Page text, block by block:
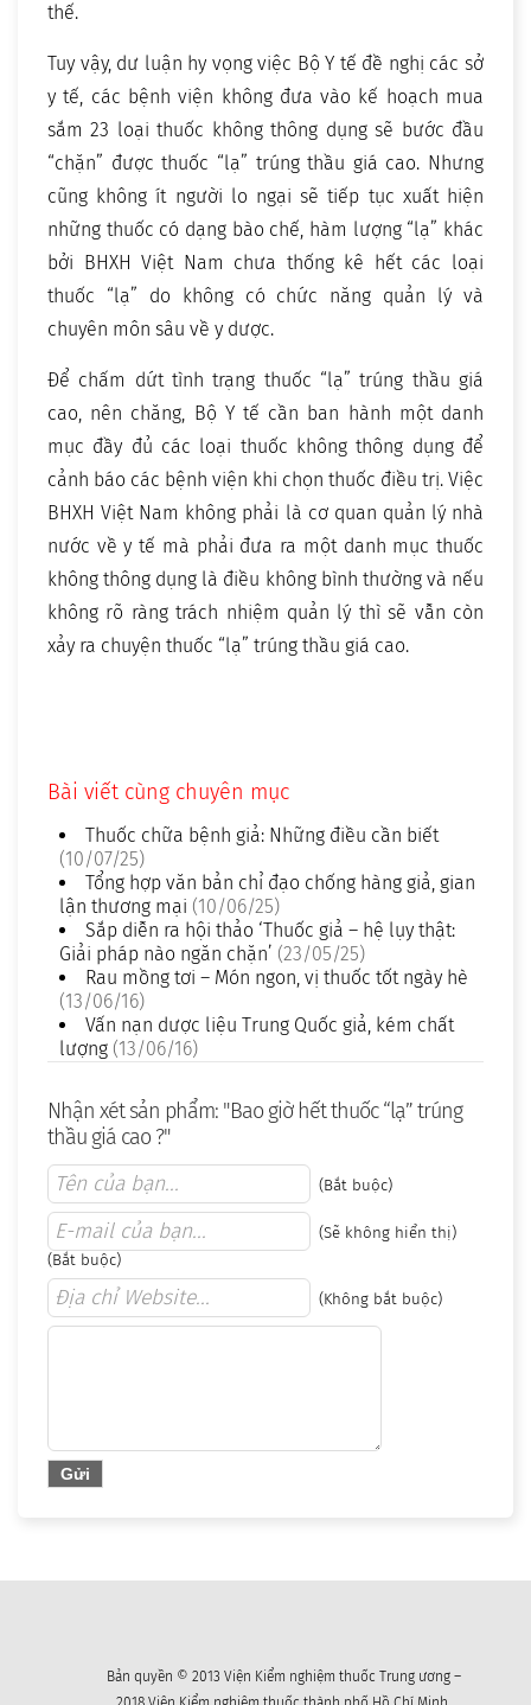
thế.
Tuy vậy, dư luận hy vọng việc Bộ Y tế đề nghị các sở
y tế, các bệnh viện không đưa vào kế hoạch mua
sắm 23 loại thuốc không thông dụng sẽ bước đầu
“chặn” được thuốc “lạ” trúng thầu giá cao. Nhưng
cũng không ít người lo ngại sẽ tiếp tục xuất hiện
những thuốc có dạng bào chế, hàm lượng “lạ” khác
bởi BHXH Việt Nam chưa thống kê hết các loại
thuốc “lạ” do không có chức năng quản lý và
chuyên môn sâu về y dược.
Để chấm dứt tình trạng thuốc “lạ” trúng thầu giá
cao, nên chăng, Bộ Y tế cần ban hành một danh
mục đầy đủ các loại thuốc không thông dụng để
cảnh báo các bệnh viện khi chọn thuốc điều trị. Việc
BHXH Việt Nam không phải là cơ quan quản lý nhà
nước về y tế mà phải đưa ra một danh mục thuốc
không thông dụng là điều không bình thường và nếu
không rõ ràng trách nhiệm quản lý thì sẽ vẫn còn
xảy ra chuyện thuốc “lạ” trúng thầu giá cao.
Bài viết cùng chuyên mục
Thuốc chữa bệnh giả: Những điều cần biết
(10/07/25)
Tổng hợp văn bản chỉ đạo chống hàng giả, gian
lận thương mại (10/06/25)
Sắp diễn ra hội thảo ‘Thuốc giả – hệ lụy thật:
Giải pháp nào ngăn chặn’ (23/05/25)
Rau mồng tơi – Món ngon, vị thuốc tốt ngày hè
(13/06/16)
Vấn nạn dược liệu Trung Quốc giả, kém chất
lượng (13/06/16)
Nhận xét sản phẩm: "Bao giờ hết thuốc “lạ” trúng
thầu giá cao ?"
(Bắt buộc)
(Sẽ không hiển thị)
(Bắt buộc)
(Không bắt buộc)
Bản quyền © 2013 Viện Kiểm nghiệm thuốc Trung ương –